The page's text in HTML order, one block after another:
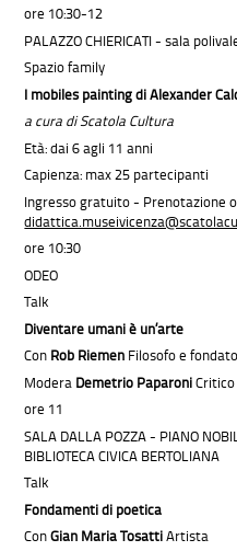
ore 10:30-12
PALAZZO CHIERICATI - sala
Spazio family
I mobiles painting di Alexander
a cura di Scatola Cultura
Età: dai 6 agli 11 anni
Capienza: max 25 partecipanti
Ingresso gratuito - Prenotazione
ore 10:30
ODEO
Talk
Diventare umani è un’arte
Con Rob Riemen Filosofo e
Modera Demetrio Paparoni
ore 11
SALA DALLA POZZA - PIANO
BIBLIOTECA CIVICA BERTOLIANA
Talk
Fondamenti di poetica
ConGian Maria TosattiArtista